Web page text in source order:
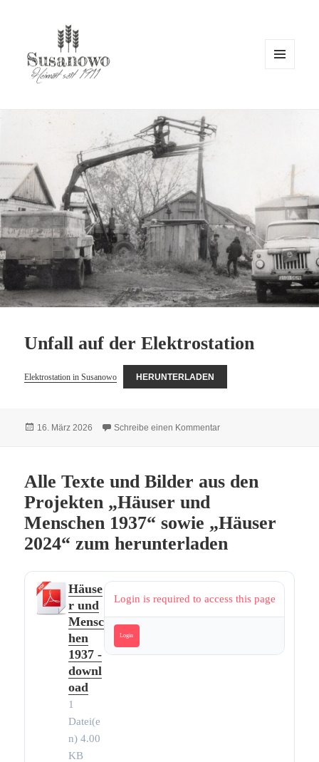
Unfall auf der Elektrostation
Elektrostation in Susanowo HERUNTERLADEN
Veröffentlicht
16. März 2026 Schreibe einen Kommentarzu Unfall auf der
Alle Texte und Bilder aus den
Projekten „Häuser und
Menschen 1937“ sowie „Häuser
2024“ zum herunterladen
Häuse
r und
Mensc
hen
1937 -
downl
oad
1
Datei(e
n) 4.00
KB
Login is required to access this page
Login